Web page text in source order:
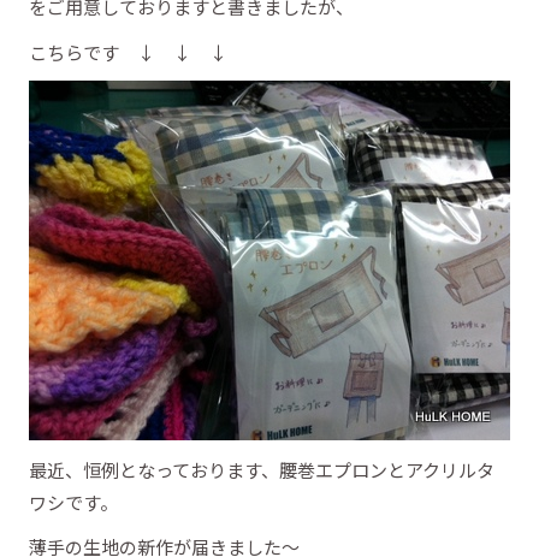
をご用意しておりますと書きましたが、
こちらです ↓ ↓ ↓
最近、恒例となっております、腰巻エプロンとアクリルタ
ワシです。
薄手の生地の新作が届きました～